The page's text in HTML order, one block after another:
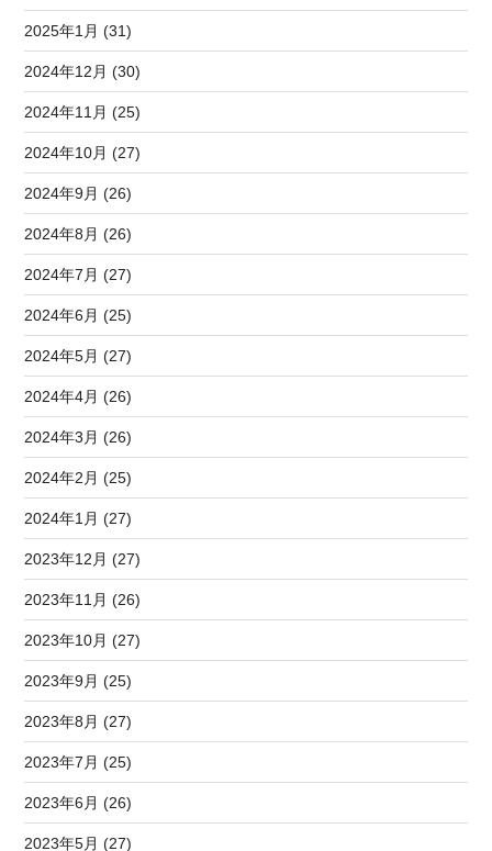
2025年1月 (31)
2024年12月 (30)
2024年11月 (25)
2024年10月 (27)
2024年9月 (26)
2024年8月 (26)
2024年7月 (27)
2024年6月 (25)
2024年5月 (27)
2024年4月 (26)
2024年3月 (26)
2024年2月 (25)
2024年1月 (27)
2023年12月 (27)
2023年11月 (26)
2023年10月 (27)
2023年9月 (25)
2023年8月 (27)
2023年7月 (25)
2023年6月 (26)
2023年5月 (27)